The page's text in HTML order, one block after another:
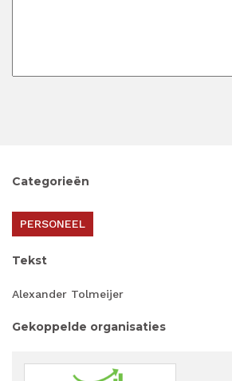
Categorieën
PERSONEEL
Tekst
Alexander Tolmeijer
Gekoppelde organisaties